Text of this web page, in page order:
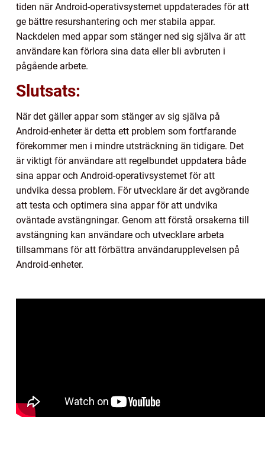
tiden när Android-operativsystemet uppdaterades för att
ge bättre resurshantering och mer stabila appar.
Nackdelen med appar som stänger ned sig själva är att
användare kan förlora sina data eller bli avbruten i
pågående arbete.
Slutsats:
När det gäller appar som stänger av sig själva på
Android-enheter är detta ett problem som fortfarande
förekommer men i mindre utsträckning än tidigare. Det
är viktigt för användare att regelbundet uppdatera både
sina appar och Android-operativsystemet för att
undvika dessa problem. För utvecklare är det avgörande
att testa och optimera sina appar för att undvika
oväntade avstängningar. Genom att förstå orsakerna till
avstängning kan användare och utvecklare arbeta
tillsammans för att förbättra användarupplevelsen på
Android-enheter.